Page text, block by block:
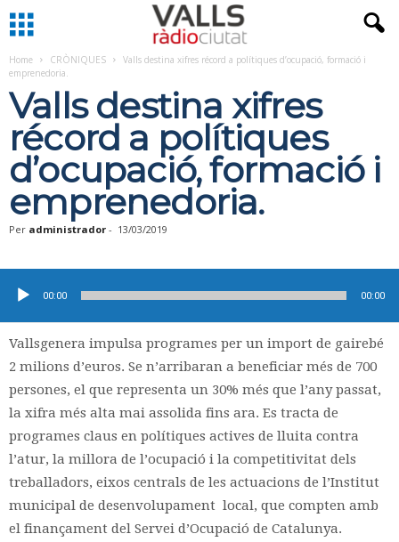
Home CRÒNIQUES
Valls destina xifres récord a polítiques d’ocupació, formació i
emprenedoria.
Valls destina xifres
récord a polítiques
d’ocupació, formació i
emprenedoria.
Per administrador - 13/03/2019
d'àudio
00:00 00:00
Vallsgenera impulsa programes per un import de gairebé
2 milions d’euros. Se n’arribaran a beneficiar més de 700
persones, el que representa un 30% més que l’any passat,
la xifra més alta mai assolida fins ara. Es tracta de
programes claus en polítiques actives de lluita contra
l’atur, la millora de l’ocupació i la competitivitat dels
treballadors, eixos centrals de les actuacions de l’Institut
municipal de desenvolupament local, que compten amb
el finançament del Servei d’Ocupació de Catalunya.